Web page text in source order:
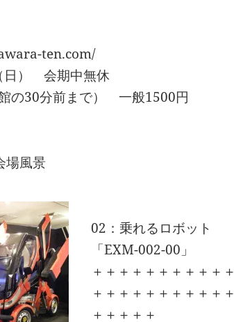
ten.com/
日） 会期中無休
の30分前まで） 一般1500円
場風景
02：乗れるロボット
「EXM-002-00」
＋＋＋＋＋＋＋＋＋＋＋
＋＋＋＋＋＋＋＋＋＋＋
＋＋＋＋＋